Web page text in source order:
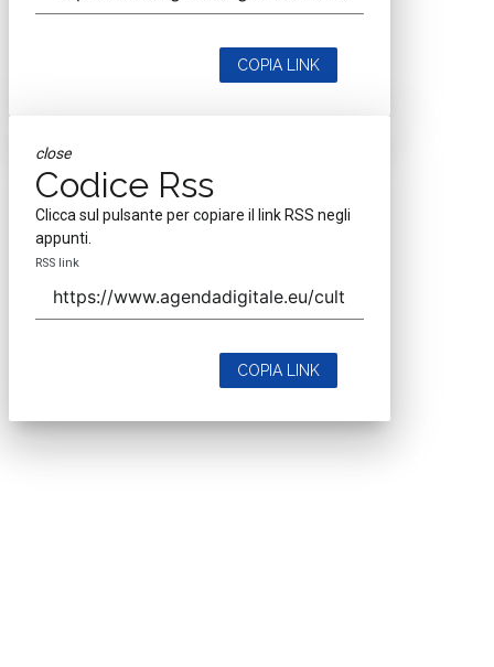
COPIA LINK
close
Codice Rss
Clicca sul pulsante per copiare il link RSS negli
appunti.
RSS link
COPIA LINK